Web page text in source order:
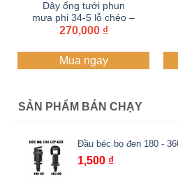
Dây ống tưới phun
mưa phi 34-5 lỗ chéo –
dày 0.3mm – cuộn
AGRI | Nhựa nguyên
sinh | Bảo hành 1 năm
270,000 ₫
Mua ngay
SẢN PHẨM BÁN CHẠY
Đầu béc bọ đen 180 -
1,500 ₫